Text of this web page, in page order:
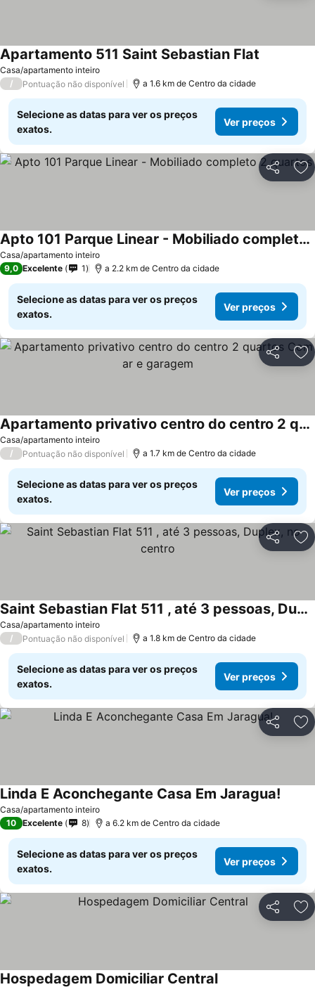
Casa/apartamento inteiro
Apartamento 511 Saint Sebastian Flat
/ Pontuação não disponível a 1.6 km de Centro da cidade
Selecione as datas para ver os preços
exatos.
Ver preços
Partilhar
Casa/apartamento inteiro
Apto 101 Parque Linear - Mobiliado completo 2 quartos
Ver preços
9,0 Excelente 1 a 2.2 km de Centro da cidade
Selecione as datas para ver os preços
exatos.
Ver preços
Partilhar
Casa/apartamento inteiro
Apartamento privativo centro do centro 2 quartos Com ar e garagem
Ver preços
/ Pontuação não disponível a 1.7 km de Centro da cidade
Selecione as datas para ver os preços
exatos.
Ver preços
Partilhar
Casa/apartamento inteiro
Saint Sebastian Flat 511 , até 3 pessoas, Duplex, no centro
Ver preços
/ Pontuação não disponível a 1.8 km de Centro da cidade
Selecione as datas para ver os preços
exatos.
Ver preços
Partilhar
Casa/apartamento inteiro
Linda E Aconchegante Casa Em Jaragua!
10 Excelente 8 a 6.2 km de Centro da cidade
Selecione as datas para ver os preços
exatos.
Ver preços
Partilhar
Hospedagem Domiciliar Central